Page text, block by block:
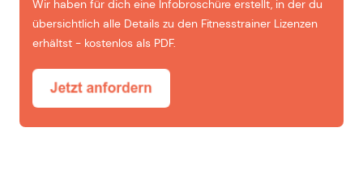
Wir haben für dich eine Infobroschüre erstellt, in der du
übersichtlich alle Details zu den Fitnesstrainer Lizenzen
erhältst - kostenlos als PDF.